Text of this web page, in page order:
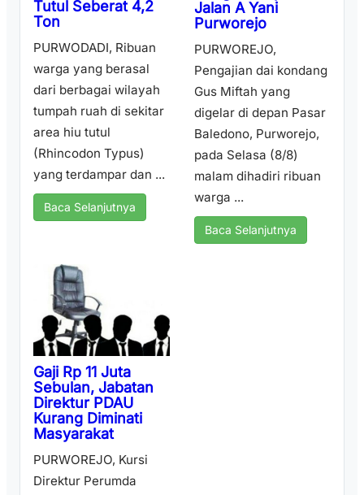
Tutul Seberat 4,2
Ton
PURWODADI, Ribuan
warga yang berasal
dari berbagai wilayah
tumpah ruah di sekitar
area hiu tutul
(Rhincodon Typus)
yang terdampar dan ...
Baca Selanjutnya
Jalan A Yani
Purworejo
PURWOREJO,
Pengajian dai kondang
Gus Miftah yang
digelar di depan Pasar
Baledono, Purworejo,
pada Selasa (8/8)
malam dihadiri ribuan
warga ...
Baca Selanjutnya
Gaji Rp 11 Juta
Sebulan, Jabatan
Direktur PDAU
Kurang Diminati
Masyarakat
PURWOREJO, Kursi
Direktur Perumda